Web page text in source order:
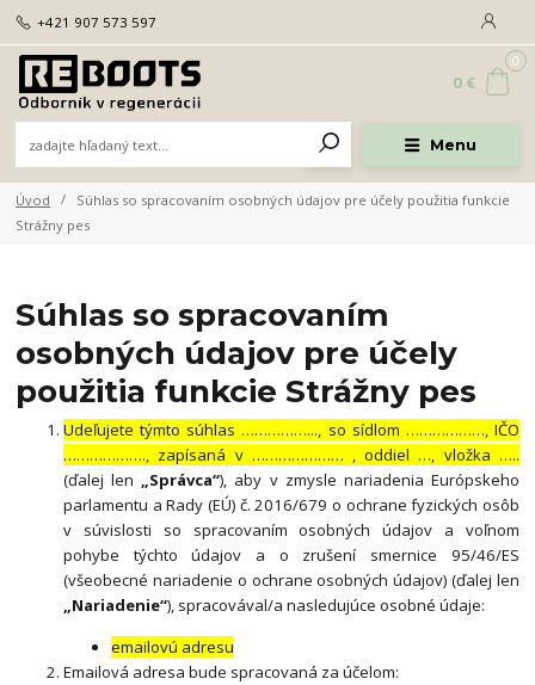
Menu
+421 907 573 597
0
0 €
Úvod
Súhlas so spracovaním osobných údajov pre účely použitia funkcie
Strážny pes
Súhlas so spracovaním
osobných údajov pre účely
použitia funkcie Strážny pes
Udeľujete týmto súhlas ……………..., so sídlom ………………, IČO
………………., zapísaná v ………………… , oddiel …, vložka …..
(ďalej len „Správca“), aby v zmysle nariadenia Európskeho
parlamentu a Rady (EÚ) č. 2016/679 o ochrane fyzických osôb
v súvislosti so spracovaním osobných údajov a voľnom
pohybe týchto údajov a o zrušení smernice 95/46/ES
(všeobecné nariadenie o ochrane osobných údajov) (ďalej len
„Nariadenie“), spracovával/a nasledujúce osobné údaje:
emailovú adresu
Emailová adresa bude spracovaná za účelom: